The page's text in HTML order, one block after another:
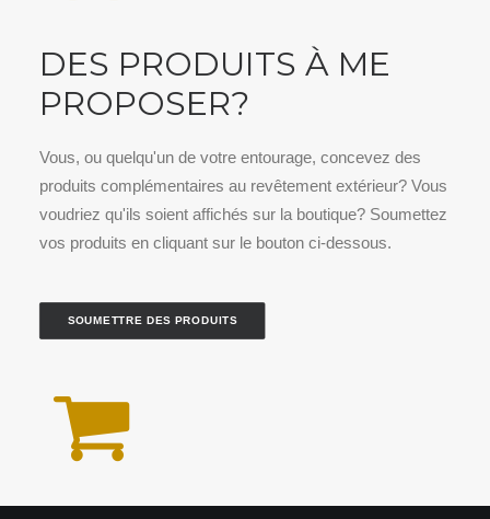
DES PRODUITS À ME
PROPOSER?
Vous, ou quelqu'un de votre entourage, concevez des
produits complémentaires au revêtement extérieur? Vous
voudriez qu'ils soient affichés sur la boutique? Soumettez
vos produits en cliquant sur le bouton ci-dessous.
SOUMETTRE DES PRODUITS